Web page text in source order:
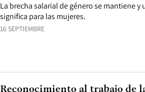
16 SEPTIEMBRE
La brecha salarial de género se mantiene
significa para las mujeres.
Reconocimiento al trabajo de